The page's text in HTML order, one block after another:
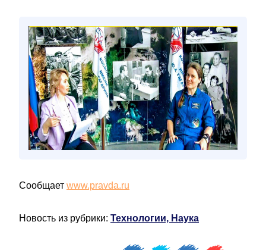
Сообщает www.pravda.ru
Новость из рубрики: Технологии, Наука